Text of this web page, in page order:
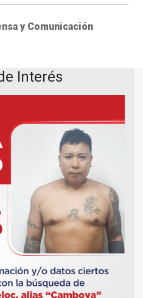
y Comunicación
Interés